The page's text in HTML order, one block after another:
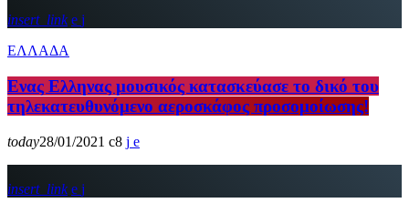
insert_link
ΕΛΛΑΔΑ
Ενας Ελληνας μουσικός κατασκεύασε το δικό του
τηλεκατευθυνόμενο αεροσκάφος προσομοίωσης!
today28/01/2021 8
insert_link